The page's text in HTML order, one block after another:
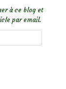
à ce blog et
par email.